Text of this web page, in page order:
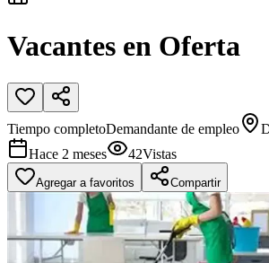
Vacantes en Oferta
Tiempo completoDemandante de empleo
Hace 2 meses
42Vistas
Agregar a favoritos Compartir